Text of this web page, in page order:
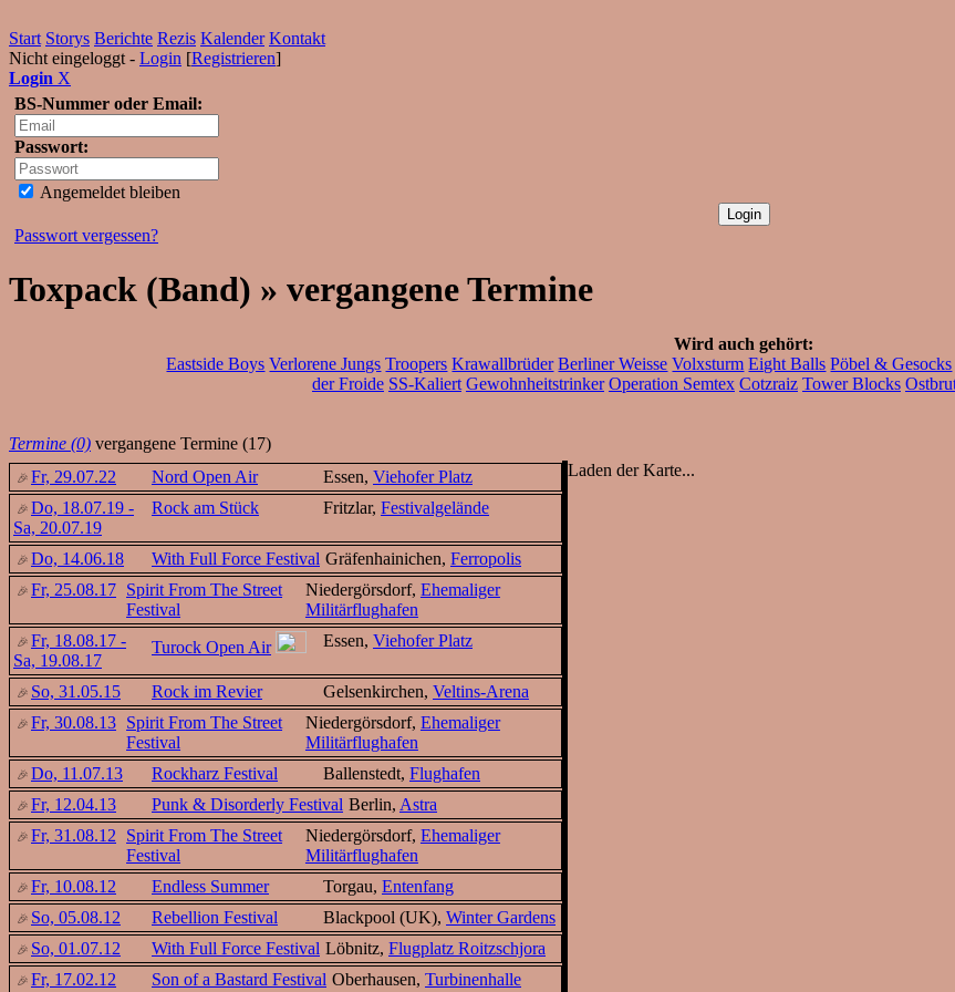
Start Storys Berichte Rezis Kalender Kontakt
Nicht eingeloggt - Login [Registrieren]
Login X
BS-Nummer oder Email:
Passwort:
Angemeldet bleiben
Passwort vergessen?
Toxpack (Band) » vergangene Termine
Wird auch gehört:
Eastside Boys Verlorene Jungs Troopers Krawallbrüder Berliner Weisse Volxsturm Eight Balls Pöbel & Gesocks
der Froide SS-Kaliert Gewohnheitstrinker Operation Semtex Cotzraiz Tower Blocks
Termine (0) vergangene Termine (17)
Fr, 29.07.22
Nord Open Air Essen, Viehofer Platz
Do, 18.07.19 -
Sa, 20.07.19
Rock am Stück Fritzlar, Festivalgelände
Do, 14.06.18 With Full Force Festival Gräfenhainichen, Ferropolis
Fr, 25.08.17 Spirit From The Street
Festival
Niedergörsdorf, Ehemaliger
Militärflughafen
Fr, 18.08.17 -
Sa, 19.08.17
Turock Open Air Essen, Viehofer Platz
So, 31.05.15 Rock im Revier Gelsenkirchen, Veltins-Arena
Fr, 30.08.13 Spirit From The Street
Festival
Niedergörsdorf, Ehemaliger
Militärflughafen
Do, 11.07.13
Rockharz Festival Ballenstedt, Flughafen
Fr, 12.04.13
Punk & Disorderly Festival Berlin, Astra
Fr, 31.08.12
Spirit From The Street
Festival
Niedergörsdorf, Ehemaliger
Militärflughafen
Fr, 10.08.12
Endless Summer Torgau, Entenfang
So, 05.08.12
Rebellion Festival Blackpool (UK), Winter Gardens
So, 01.07.12
With Full Force Festival Löbnitz, Flugplatz Roitzschjora
Fr, 17.02.12
Son of a Bastard Festival Oberhausen, Turbinenhalle
Laden der Karte...